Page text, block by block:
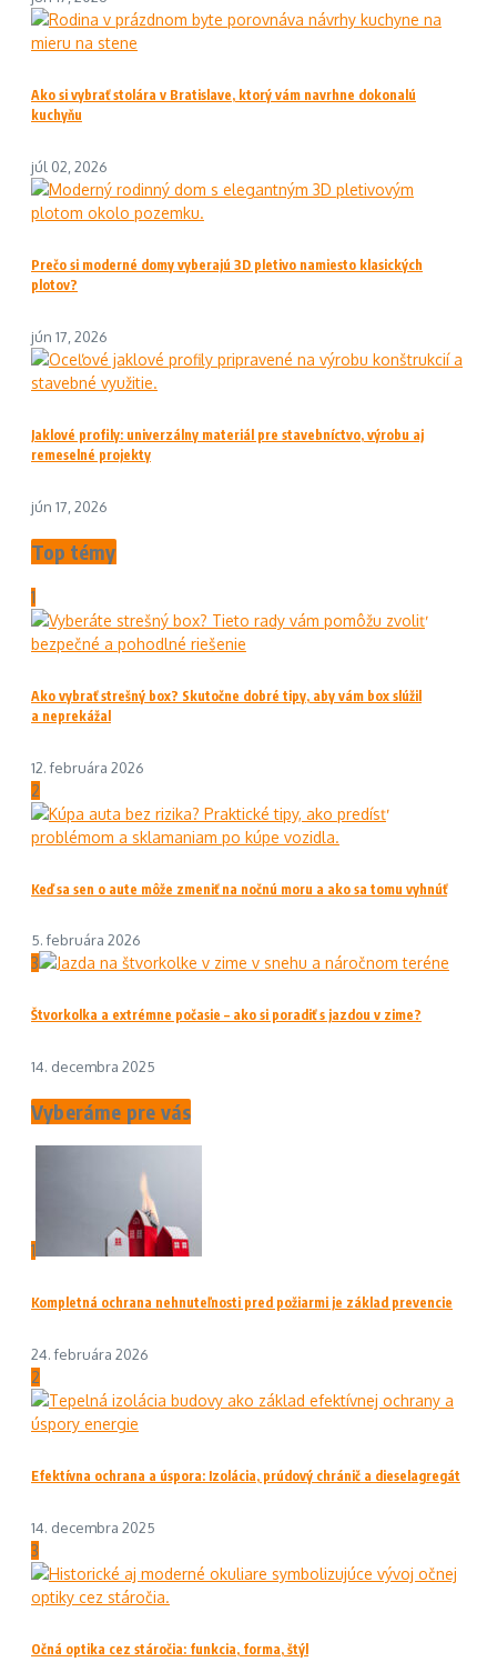
Ako si vybrať stolára v Bratislave, ktorý vám navrhne dokonalú
kuchyňu
júl 02, 2026
Prečo si moderné domy vyberajú 3D pletivo namiesto klasických
plotov?
jún 17, 2026
Jaklové profily: univerzálny materiál pre stavebníctvo, výrobu aj
remeselné projekty
jún 17, 2026
Top témy
1
Ako vybrať strešný box? Skutočne dobré tipy, aby vám box slúžil
a neprekážal
12. februára 2026
2
Keď sa sen o aute môže zmeniť na nočnú moru a ako sa tomu vyhnúť
5. februára 2026
3
Štvorkolka a extrémne počasie – ako si poradiť s jazdou v zime?
14. decembra 2025
Vyberáme pre vás
1
Kompletná ochrana nehnuteľnosti pred požiarmi je základ prevencie
24. februára 2026
2
Efektívna ochrana a úspora: Izolácia, prúdový chránič a dieselagregát
14. decembra 2025
3
Očná optika cez stáročia: funkcia, forma, štýl